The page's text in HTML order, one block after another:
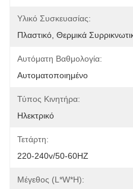
Υλικό Συσκευασίας:
Πλαστικό, Θερμικά
Αυτόματη Βαθμολογία:
Αυτοματοποιημένο
Τύπος Κινητήρα:
Ηλεκτρικό
Τετάρτη:
220-240v/50-60HZ
Μέγεθος (L*W*H):